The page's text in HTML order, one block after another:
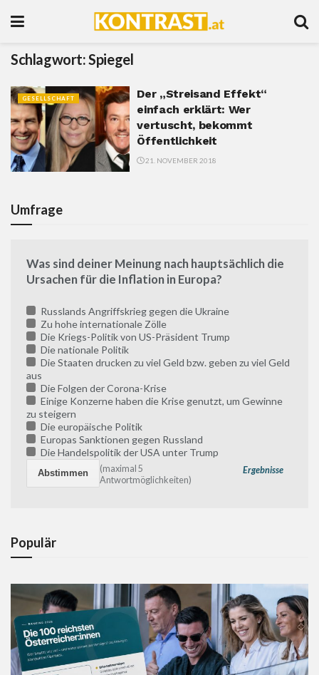
Schlagwort:Spiegel
GESELLSCHAFT
Der „Streisand Effekt“
einfach erklärt: Wer
vertuscht, bekommt
Öffentlichkeit
21. NOVEMBER 2018
Umfrage
Was sind deiner Meinung nach hauptsächlich die
Ursachen für die Inflation in Europa?
Russlands Angriffskrieg gegen die Ukraine
Zu hohe internationale Zölle
Die Kriegs-Politik von US-Präsident Trump
Die nationale Politik
Die Staaten drucken zu viel Geld bzw. geben zu viel Geld
aus
Die Folgen der Corona-Krise
Einige Konzerne haben die Krise genutzt, um Gewinne
zu steigern
Die europäische Politik
Europas Sanktionen gegen Russland
Die Handelspolitik der USA unter Trump
Ergebnisse
(maximal 5
Antwortmöglichkeiten)
Populär